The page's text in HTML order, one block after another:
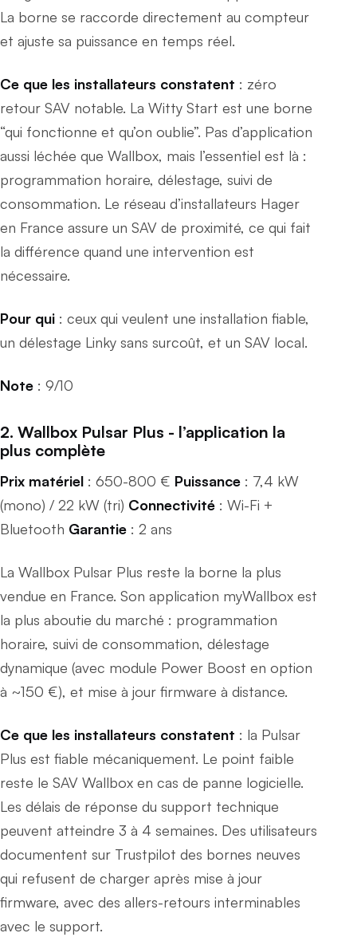
La borne se raccorde directement au compteur
et ajuste sa puissance en temps réel.
Ce que les installateurs constatent : zéro
retour SAV notable. La Witty Start est une borne
“qui fonctionne et qu’on oublie”. Pas d’application
aussi léchée que Wallbox, mais l’essentiel est là :
programmation horaire, délestage, suivi de
consommation. Le réseau d’installateurs Hager
en France assure un SAV de proximité, ce qui fait
la différence quand une intervention est
nécessaire.
Pour qui : ceux qui veulent une installation fiable,
un délestage Linky sans surcoût, et un SAV local.
Note : 9/10
2. Wallbox Pulsar Plus - l’application la
plus complète
Prix matériel : 650-800 € Puissance : 7,4 kW
(mono) / 22 kW (tri) Connectivité : Wi-Fi +
Bluetooth Garantie : 2 ans
La Wallbox Pulsar Plus reste la borne la plus
vendue en France. Son application myWallbox est
la plus aboutie du marché : programmation
horaire, suivi de consommation, délestage
dynamique (avec module Power Boost en option
à ~150 €), et mise à jour firmware à distance.
Ce que les installateurs constatent : la Pulsar
Plus est fiable mécaniquement. Le point faible
reste le SAV Wallbox en cas de panne logicielle.
Les délais de réponse du support technique
peuvent atteindre 3 à 4 semaines. Des utilisateurs
documentent sur Trustpilot des bornes neuves
qui refusent de charger après mise à jour
firmware, avec des allers-retours interminables
avec le support.